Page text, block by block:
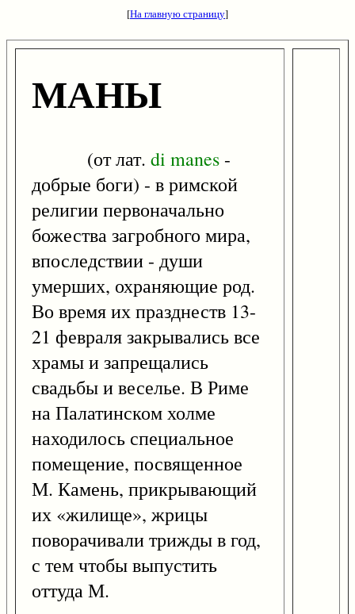
[На главную страницу]
МАНЫ
(от лат. di manes -
добрые боги) - в римской
религии первоначально
божества загробного мира,
впоследствии - души
умерших, охраняющие род.
Во время их празднеств 13-
21 февраля закрывались все
храмы и запрещались
свадьбы и веселье. В Риме
на Палатинском холме
находилось специальное
помещение, посвященное
М. Камень, прикрывающий
их «жилище», жрицы
поворачивали трижды в год,
с тем чтобы выпустить
оттуда М.